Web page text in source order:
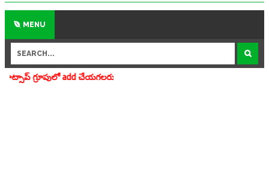
MENU
చేయగలరు www.apedu.in.